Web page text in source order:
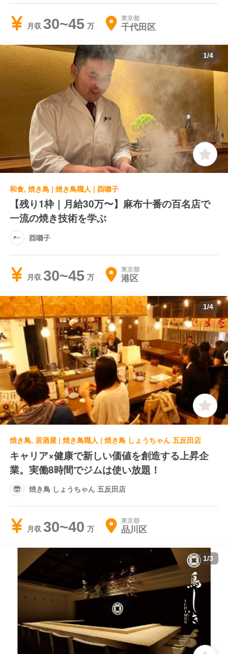
月収 30~45 東京都
千代田区
1/4
和食, 焼き鳥 | 焼き鳥職人 | 酉囃子
【残り1枠｜月給30万〜】麻布十番の百名店で
一流の焼き技術を学ぶ
酉囃子
月収 30~45 東京都
港区
1/4
焼き鳥, 居酒屋 | 焼き鳥職人 | 焼き鳥 しょうちゃん 五反田店
キャリア×健康で新しい価値を創造する上昇企
業。実働8時間でジムは使い放題！
焼き鳥 しょうちゃん 五反田店
月収 30~40 東京都
品川区
1/3